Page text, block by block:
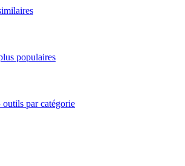
populaires
par catégorie